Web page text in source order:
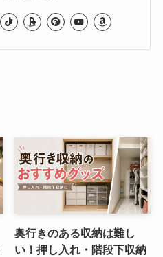
奥行きのある収納は難し
い！押し入れ・階段下収納